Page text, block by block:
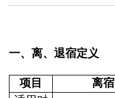
一、离、退宿定义
项目 离宿